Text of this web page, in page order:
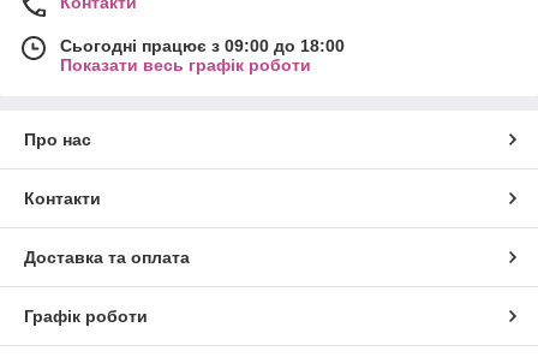
Сьогодні працює з 09:00 до 18:00
Показати весь графік роботи
Про нас
Контакти
Доставка та оплата
Графік роботи